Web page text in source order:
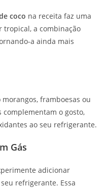
coco na receita faz uma
tropical, a combinação
a ainda mais
morangos, framboesas ou
o gosto,
ao seu refrigerante.
Gás
adicionar
refrigerante. Essa